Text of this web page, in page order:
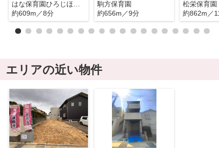
約609m／8分
駒方保育園
約656m／9分
松栄保育園
約862m／
エリアの近い物件